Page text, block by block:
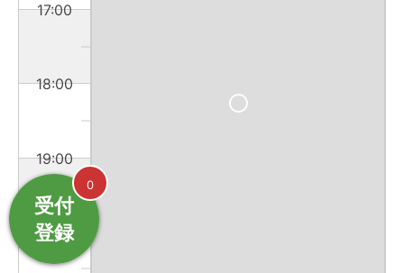
17:00
18:00
19:00
20:00
0
受付
登録